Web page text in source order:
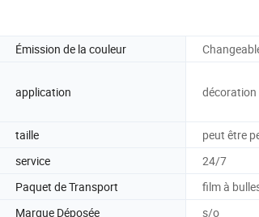
Émission de la couleur
application
taille
peut être
service
24/7
Paquet de Transport
film à
Marque Déposée
s/o